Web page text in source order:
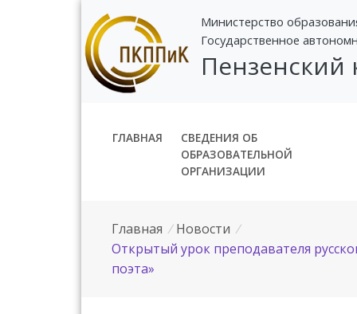
Министерство
Государственное
ГЛАВНАЯ
СВЕДЕНИЯ ОБ
ОБРАЗОВАТЕЛЬНОЙ
ОРГАНИЗАЦИИ
Главная / Новости /
Открытый урок преподавателя
поэта»